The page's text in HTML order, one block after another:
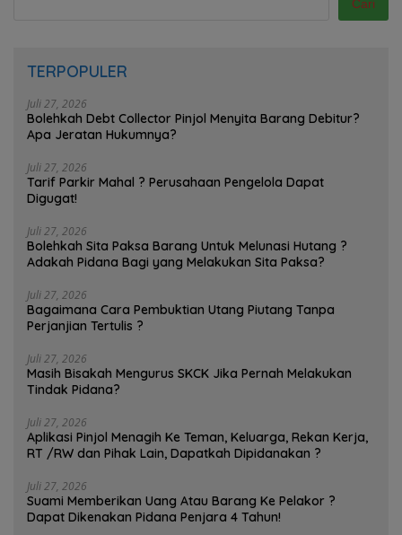
Cari
TERPOPULER
Juli 27, 2026
Bolehkah Debt Collector Pinjol Menyita Barang Debitur?
Apa Jeratan Hukumnya?
Juli 27, 2026
Tarif Parkir Mahal ? Perusahaan Pengelola Dapat
Digugat!
Juli 27, 2026
Bolehkah Sita Paksa Barang Untuk Melunasi Hutang ?
Adakah Pidana Bagi yang Melakukan Sita Paksa?
Juli 27, 2026
Bagaimana Cara Pembuktian Utang Piutang Tanpa
Perjanjian Tertulis ?
Juli 27, 2026
Masih Bisakah Mengurus SKCK Jika Pernah Melakukan
Tindak Pidana?
Juli 27, 2026
Aplikasi Pinjol Menagih Ke Teman, Keluarga, Rekan Kerja,
RT /RW dan Pihak Lain, Dapatkah Dipidanakan ?
Juli 27, 2026
Suami Memberikan Uang Atau Barang Ke Pelakor ?
Dapat Dikenakan Pidana Penjara 4 Tahun!